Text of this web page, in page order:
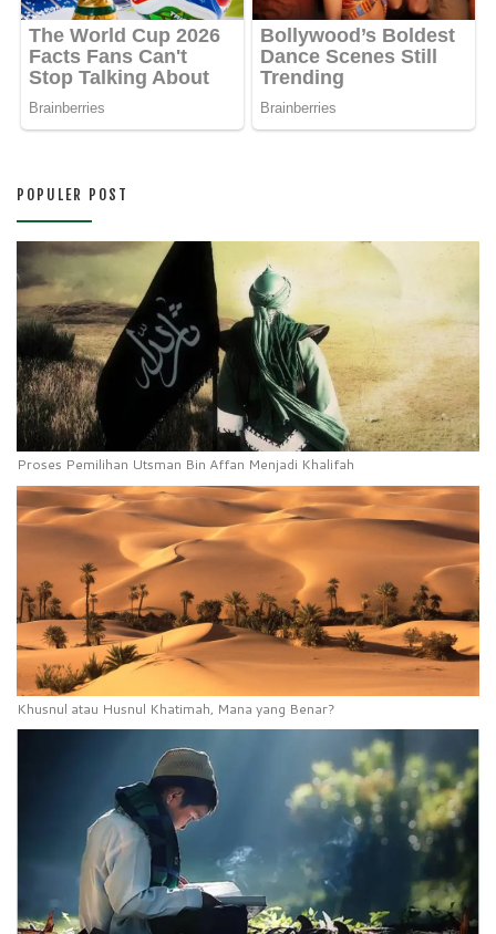
POPULER POST
Proses Pemilihan Utsman Bin Affan Menjadi Khalifah
Khusnul atau Husnul Khatimah, Mana yang Benar?